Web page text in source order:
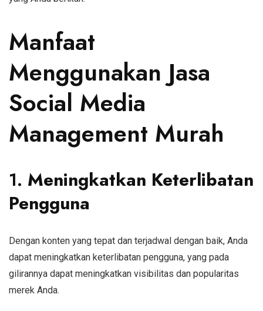
Manfaat
Menggunakan Jasa
Social Media
Management Murah
1. Meningkatkan Keterlibatan
Pengguna
Dengan konten yang tepat dan terjadwal dengan baik, Anda
dapat meningkatkan keterlibatan pengguna, yang pada
gilirannya dapat meningkatkan visibilitas dan popularitas
merek Anda.